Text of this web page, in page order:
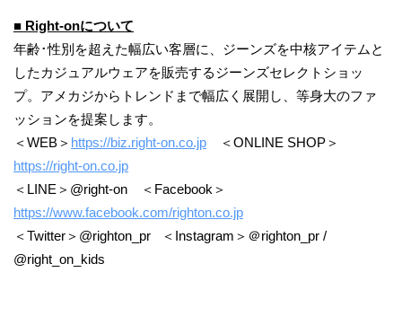
■ Right-onについて
年齢･性別を超えた幅広い客層に、ジーンズを中核アイテムと
したカジュアルウェアを販売するジーンズセレクトショッ
プ。アメカジからトレンドまで幅広く展開し、等身大のファ
ッションを提案します。
＜WEB＞ https://biz.right-on.co.jp ＜ONLINE SHOP＞
https://right-on.co.jp
＜LINE＞@right-on ＜Facebook＞
https://www.facebook.com/righton.co.jp
＜Twitter＞@righton_pr ＜Instagram＞＠righton_pr /
@right_on_kids